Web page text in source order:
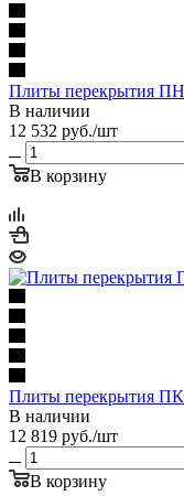
Плиты перекрытия
В наличии
12 532 руб./шт
В корзину
Плиты перекрытия
В наличии
12 819 руб./шт
В корзину